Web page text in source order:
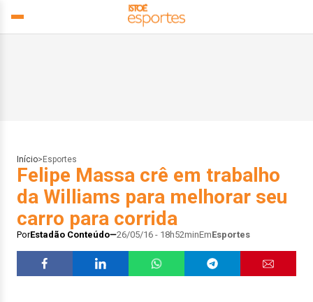
Início> Esportes
Felipe Massa crê em trabalho
da Williams para melhorar seu
carro para corrida
PorEstadão Conteúdo 26/05/16 - 18h52minEmEsportes